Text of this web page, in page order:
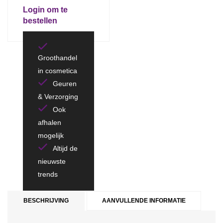
Login om te
bestellen
Groothandel
in cosmetica
Geuren
& Verzorging
Ook
afhalen
mogelijk
Altijd de
nieuwste
trends
BESCHRIJVING AANVULLENDE INFORMATIE